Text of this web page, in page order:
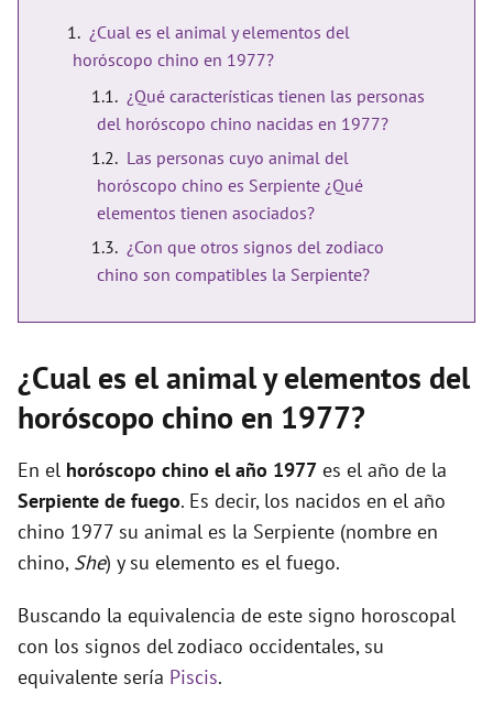
¿Cual es el animal y elementos del
horóscopo chino en 1977?
¿Qué características tienen las personas
del horóscopo chino nacidas en 1977?
Las personas cuyo animal del
horóscopo chino es Serpiente ¿Qué
elementos tienen asociados?
¿Con que otros signos del zodiaco
chino son compatibles la Serpiente?
¿Cual es el animal y elementos del
horóscopo chino en 1977?
En el horóscopo chino el año 1977 es el año de la
Serpiente de fuego. Es decir, los nacidos en el año
chino 1977 su animal es la Serpiente (nombre en
chino, She) y su elemento es el fuego.
Buscando la equivalencia de este signo horoscopal
con los signos del zodiaco occidentales, su
equivalente sería Piscis.